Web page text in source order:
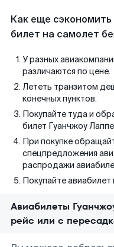
Как еще сэкономить
билет на самолет
У разных
различаются по цене.
Лететь транзитом
конечных пунктов.
Покупайте туда и
билет Гуанчжоу
При покупке
спецпредложения
распродажи
Покупайте
Авиабилеты
рейс или с